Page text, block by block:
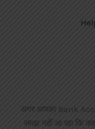
अगर आपका Bank
समझ नहीं आ रहा कि